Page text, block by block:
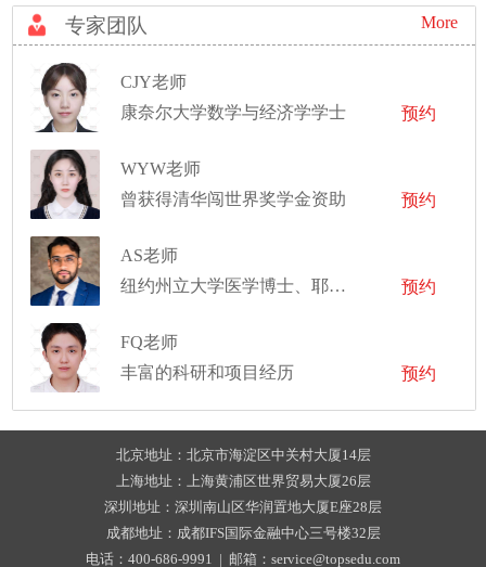
专家团队 More
CJY老师
康奈尔大学数学与经济学学士
预约
WYW老师
曾获得清华闯世界奖学金资助
预约
AS老师
纽约州立大学医学博士、耶鲁大学公共卫生硕士、康奈尔大学生物科学学士
预约
FQ老师
丰富的科研和项目经历
预约
北京地址：北京市海淀区中关村大厦14层
上海地址：上海黄浦区世界贸易大厦26层
深圳地址：深圳南山区华润置地大厦E座28层
成都地址：成都IFS国际金融中心三号楼32层
电话：400-686-9991 | 邮箱：service@topsedu.com